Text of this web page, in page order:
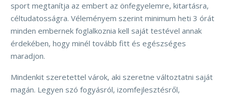
sport megtanítja az embert az önfegyelemre, kitartásra,
céltudatosságra. Véleményem szerint minimum heti 3 órát
minden embernek foglalkoznia kell saját testével annak
érdekében, hogy minél tovább fitt és egészséges
maradjon.
Mindenkit szeretettel várok, aki szeretne változtatni saját
magán. Legyen szó fogyásról, izomfejlesztésről,